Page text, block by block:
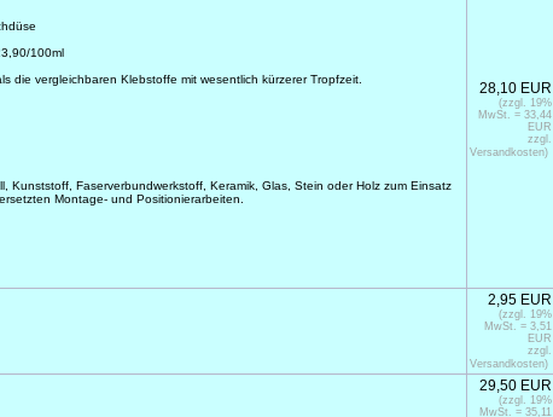
100ml
die vergleichbaren Klebstoffe mit wesentlich kürzerer Tropfzeit.
Kunststoff, Faserverbundwerkstoff, Keramik, Glas, Stein oder Holz zum Einsatz
Montage- und Positionierarbeiten.
28,10 EUR
(zzgl. 19%
MwSt. = 33,44
EUR
zzgl.
Versandkosten)
2,95 EUR
(zzgl. 19%
MwSt. = 3,51
EUR
zzgl.
Versandkosten)
29,50 EUR
(zzgl. 19%
MwSt. = 35,11